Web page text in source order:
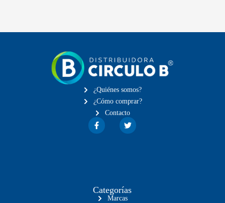
¿Quiénes somos?
¿Cómo comprar?
Contacto
Categorías
Marcas